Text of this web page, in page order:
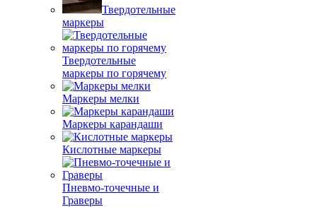
Твердотельные
маркеры
Твердотельные
маркеры по горячему
Маркеры мелки
Маркеры карандаши
Кислотные маркеры
Пневмо-точечные и
Граверы